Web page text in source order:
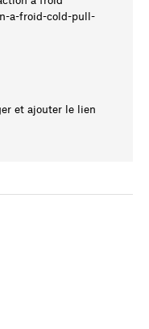
a-froid-cold-pull-
et ajouter le lien